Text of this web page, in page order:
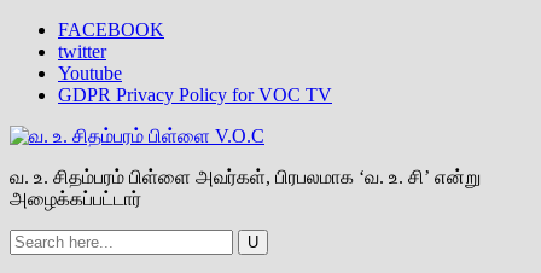
FACEBOOK
twitter
Youtube
GDPR Privacy Policy for VOC TV
வ. உ. சிதம்பரம் பிள்ளை அவர்கள், பிரபலமாக ‘வ. உ. சி’ என்று
அழைக்கப்பட்டார்